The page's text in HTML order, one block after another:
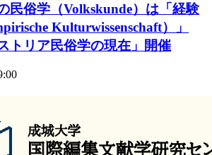
民俗学（Volkskunde）は「経験
Kulturwissenschaft）」
リア民俗学の現在」開催